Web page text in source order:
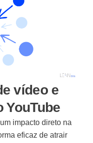
vídeo e
YouTube
impacto direto na
eficaz de atrair